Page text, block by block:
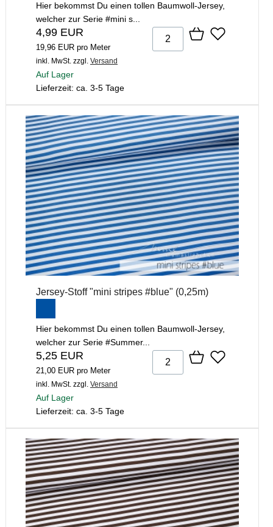
Hier bekommst Du einen tollen Baumwoll-Jersey,
welcher zur Serie #mini s...
4,99 EUR
19,96 EUR pro Meter
inkl. MwSt. zzgl. Versand
Auf Lager
Lieferzeit: ca. 3-5 Tage
Jersey-Stoff "mini stripes #blue" (0,25m)
Hier bekommst Du einen tollen Baumwoll-Jersey,
welcher zur Serie #Summer...
5,25 EUR
21,00 EUR pro Meter
inkl. MwSt. zzgl. Versand
Auf Lager
Lieferzeit: ca. 3-5 Tage